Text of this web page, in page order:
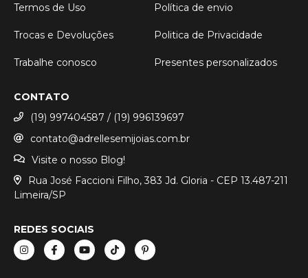
Termos de Uso Política de envio
Trocas e Devoluções Politica de Privacidade
Trabalhe conosco Presentes personalizados
CONTATO
(19) 997404587 / (19) 996139697
contato@adrellesemijoias.com.br
Visite o nosso Blog!
Rua José Faccioni Filho, 383 Jd. Gloria - CEP 13.487-211
Limeira/SP
REDES SOCIAIS